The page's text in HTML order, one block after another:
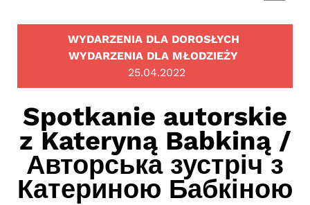
WYDARZENIA DLA DOROSŁYCH
WYDARZENIA DLA MŁODZIEŻY
25.04.2022
Spotkanie autorskie
z Kateryną Babkiną /
Авторська зустріч з
Катериною Бабкіною